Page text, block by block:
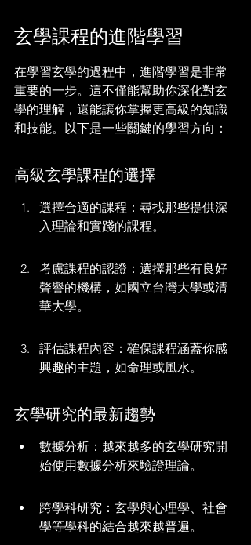
玄學課程的進階學習
在學習玄學的過程中，進階學習是非常
重要的一步。這不僅能幫助你深化對玄
學的理解，還能讓你掌握更高級的知識
和技能。以下是一些關鍵的學習方向：
高級玄學課程的選擇
選擇合適的課程：尋找那些提供深
入理論和實踐的課程。
考慮課程的認證：選擇那些有良好
聲譽的機構，如國立台灣大學或清
華大學。
評估課程內容：確保課程涵蓋你感
興趣的主題，如命理或風水。
玄學研究的最新趨勢
數據分析：越來越多的玄學研究開
始使用數據分析來驗證理論。
跨學科研究：玄學與心理學、社會
學等學科的結合越來越普遍。